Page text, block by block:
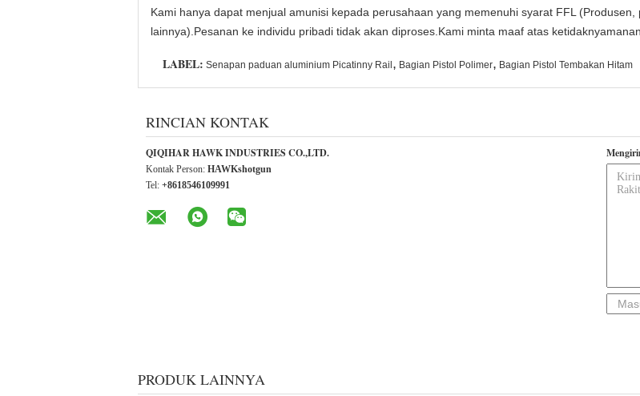
Kami hanya dapat menjual amunisi kepada perusahaan yang memenuhi syarat FFL
lainnya).Pesanan ke individu pribadi tidak akan diproses.Kami minta maaf atas
LABEL: Senapan paduan aluminium Picatinny Rail , Bagian Pistol Polimer, Bagian Pistol Tembakan Hitam
RINCIAN KONTAK
QIQIHAR HAWK INDUSTRIES CO.,LTD.
Kontak Person: HAWKshotgun
Tel: +8618546109991
PRODUK LAINNYA